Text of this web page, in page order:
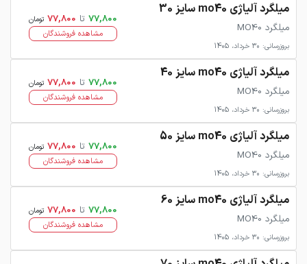
میلگرد آلیاژی mo40 سایز 30
میلگرد MO40
بروزرسانی: 30 خرداد، 1405
77,800 تا 77,800 تومان
مشاهده فروشندگان
میلگرد آلیاژی mo40 سایز 40
میلگرد MO40
بروزرسانی: 30 خرداد، 1405
77,800 تا 77,800 تومان
مشاهده فروشندگان
میلگرد آلیاژی mo40 سایز 50
میلگرد MO40
بروزرسانی: 30 خرداد، 1405
77,800 تا 77,800 تومان
مشاهده فروشندگان
میلگرد آلیاژی mo40 سایز 60
میلگرد MO40
بروزرسانی: 30 خرداد، 1405
77,800 تا 77,800 تومان
مشاهده فروشندگان